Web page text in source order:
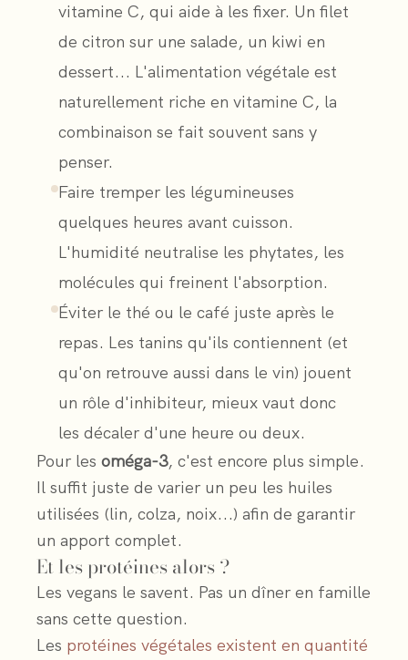
vitamine C, qui aide à les fixer. Un filet
de citron sur une salade, un kiwi en
dessert... L'alimentation végétale est
naturellement riche en vitamine C, la
combinaison se fait souvent sans y
penser.
Faire tremper les légumineuses
quelques heures avant cuisson.
L'humidité neutralise les phytates, les
molécules qui freinent l'absorption.
Éviter le thé ou le café juste après le
repas. Les tanins qu'ils contiennent (et
qu'on retrouve aussi dans le vin) jouent
un rôle d'inhibiteur, mieux vaut donc
les décaler d'une heure ou deux.
Pour les oméga-3, c'est encore plus simple.
Il suffit juste de varier un peu les huiles
utilisées (lin, colza, noix...) afin de garantir
un apport complet.
Et les protéines alors ?
Les vegans le savent. Pas un dîner en famille
sans cette question.
Les protéines végétales existent en quantité